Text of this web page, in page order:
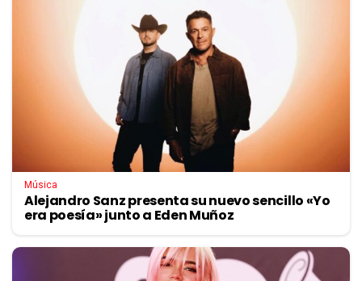
Música
Alejandro Sanz presenta su nuevo sencillo «Yo
era poesía» junto a Eden Muñoz